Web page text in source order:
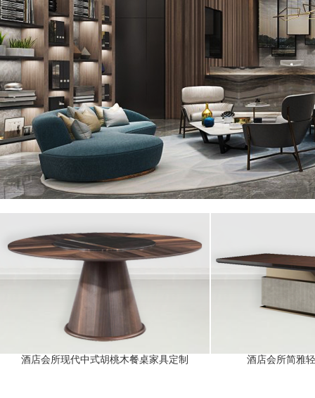
酒店会所现代中式胡桃木餐桌家具定制 酒店会所简雅